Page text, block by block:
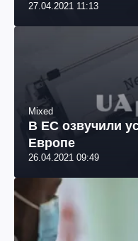
27.04.2021 11:13
Mixed
В ЕС озвучили
Европе
26.04.2021 09:49